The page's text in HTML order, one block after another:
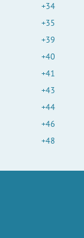
+34
+35
+39
+40
+41
+43
+44
+46
+48